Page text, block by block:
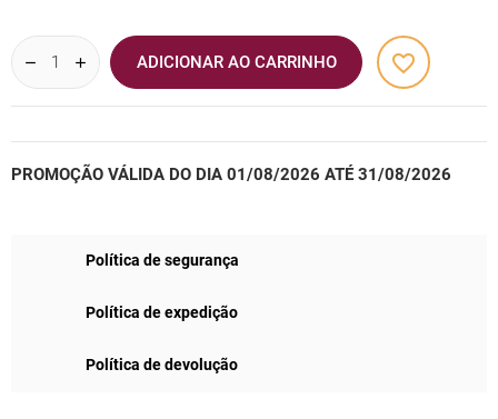
ADICIONAR AO CARRINHO favorite_border
PROMOÇÃO VÁLIDA DO DIA 01/08/2026 ATÉ 31/08/2026
Política de segurança
Política de expedição
Política de devolução